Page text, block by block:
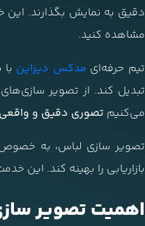
دقیق به نمایش بگذارند.
مشاهده کنید.
تیم حرفه‌ای مدکس دیزاین
تبدیل کند. از تصویر
می‌کنیم تصوری دقیق و
تصویر سازی لباس، به خصوص
بازاریابی را بهینه کند. این
اهمیت تصویر